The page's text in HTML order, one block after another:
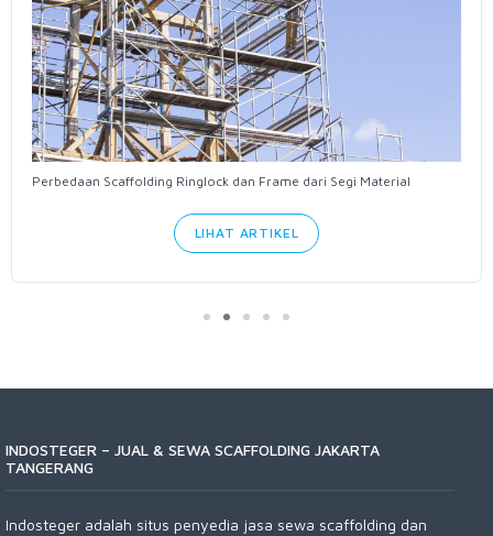
Perbedaan Scaffolding Ringlock dan Frame dari Segi Material
LIHAT ARTIKEL
INDOSTEGER – JUAL & SEWA SCAFFOLDING JAKARTA
TANGERANG
Indosteger adalah situs penyedia jasa sewa scaffolding dan